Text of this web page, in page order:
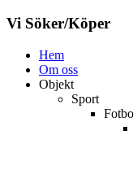
Vi Söker/Köper
Hem
Om oss
Objekt
Sport